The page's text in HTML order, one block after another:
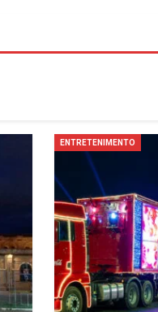
ENTRETENIMENTO